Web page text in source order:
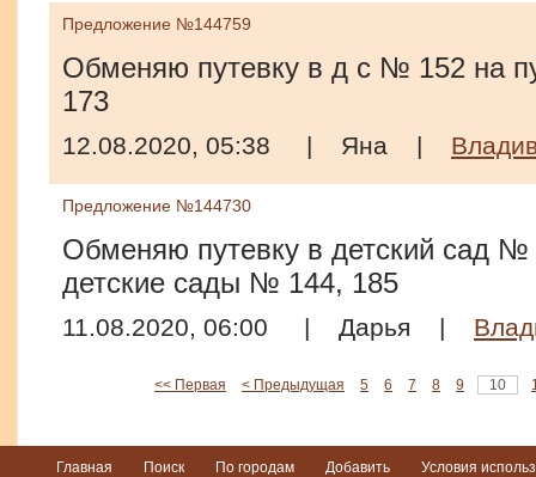
Предложение №144759
Обменяю путевку в д с № 152 на
173
12.08.2020, 05:38 | Яна |
Предложение №144730
Обменяю путевку в детский сад №
детские сады № 144, 185
11.08.2020, 06:00 | Дарья |
<< Первая < Предыдущая 5 6 7 8 9 10
Главная Поиск По городам Добавить Условия